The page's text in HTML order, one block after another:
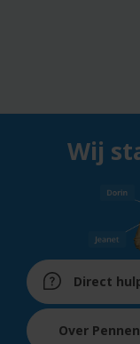
Wij
Direct
Over